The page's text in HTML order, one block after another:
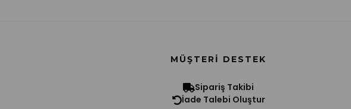
MÜŞTERI DESTEK
Sipariş Takibi
İade Talebi Oluştur